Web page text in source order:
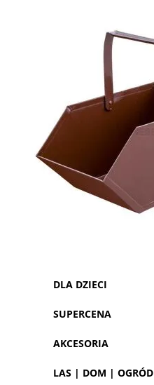
DLA DZIECI
SUPERCENA
AKCESORIA
LAS | DOM | OGRÓD